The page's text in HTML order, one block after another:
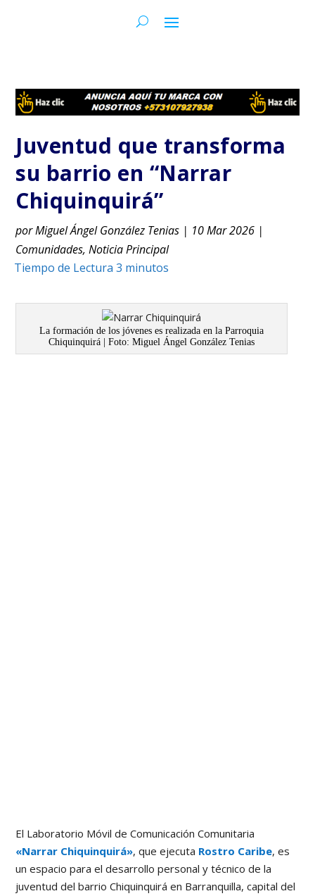
Juventud que transforma
su barrio en “Narrar
Chiquinquirá”
porMiguel Ángel González Tenias | 10 Mar 2026 |
Comunidades,Noticia Principal
La formación de los jóvenes es realizada en la Parroquia
Chiquinquirá | Foto: Miguel Ángel González Tenias
El Laboratorio Móvil de Comunicación Comunitaria
«Narrar Chiquinquirá», que ejecuta Rostro Caribe, es
un espacio para el desarrollo personal y técnico de la
juventud del barrio Chiquinquirá en Barranquilla, capital del